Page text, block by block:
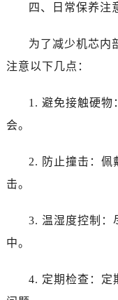
四、日常保养注
为了减少机芯内
注意以下几点：
1. 避免接触硬物
会。
2. 防止撞击：佩
击。
3. 温湿度控制：
中。
4. 定期检查：定